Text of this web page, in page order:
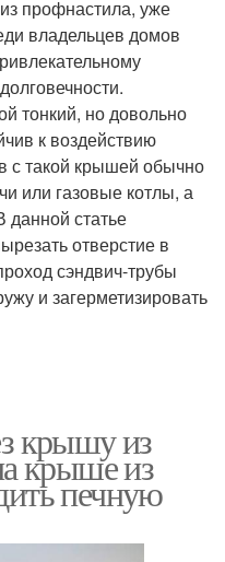
профнастила, уже
владельцев домов
тонкий, но довольно
к воздействию
с такой крышей обычно
или газовые котлы, а
данной статье
отверстие в
сэндвич-трубы
и загерметизировать
крышу из
крыше из
печную